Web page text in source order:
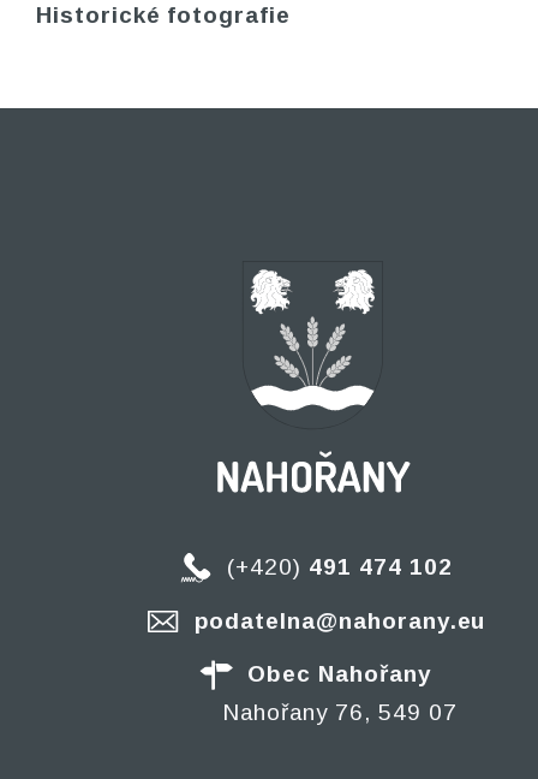
Historické fotografie
(+420) 491 474 102
podatelna@nahorany.eu
Obec Nahořany
Nahořany 76, 549 07